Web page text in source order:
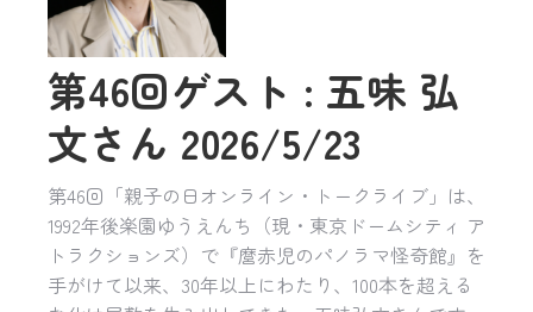
第46回ゲスト : 五味 弘
文さん 2026/5/23
第46回「親子の日オンライン・トークライブ」は、
1992年後楽園ゆうえんち（現・東京ドームシティ ア
トラクションズ）で『麿赤児のパノラマ怪奇館』を
手がけて以来、30年以上にわたり、100本を超える